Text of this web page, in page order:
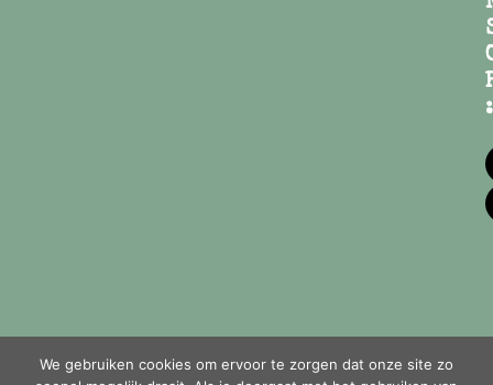
:
We gebruiken cookies om ervoor te zorgen dat onze site zo